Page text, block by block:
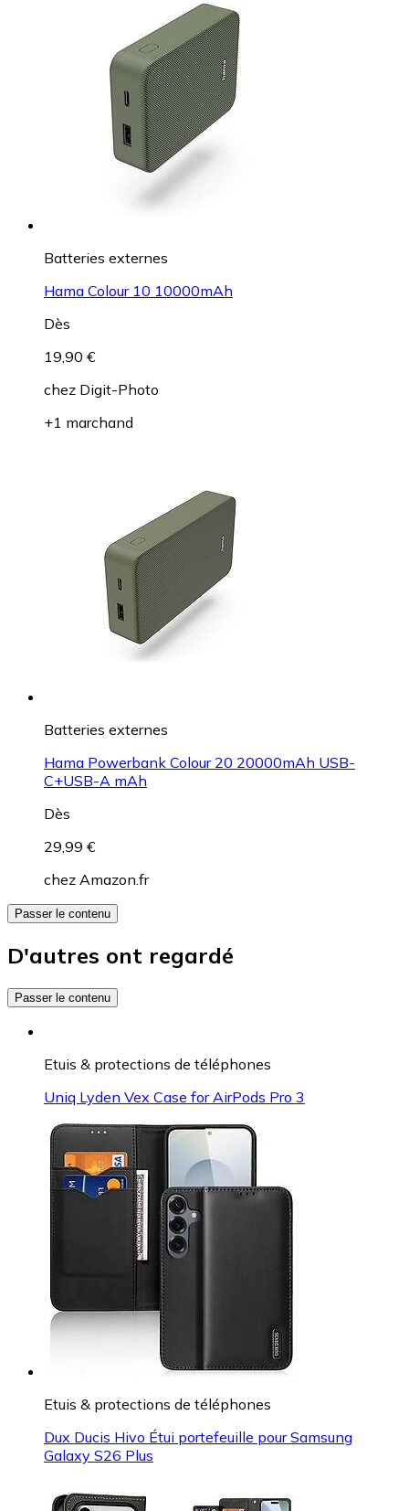
Batteries externes
Hama Colour 10 10000mAh
Dès
19,90 €
chez Digit-Photo
+1 marchand
Batteries externes
Hama Powerbank Colour 20 20000mAh USB-
C+USB-A mAh
Dès
29,99 €
chez Amazon.fr
Passer le contenu
D'autres ont regardé
Passer le contenu
Etuis & protections de téléphones
Uniq Lyden Vex Case for AirPods Pro 3
Etuis & protections de téléphones
Dux Ducis Hivo Étui portefeuille pour Samsung
Galaxy S26 Plus